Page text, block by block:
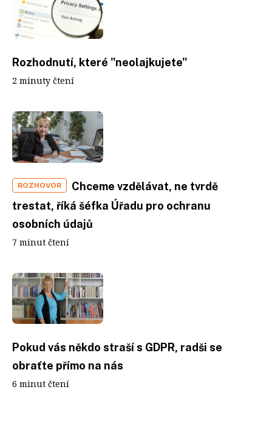
Rozhodnutí, které "neolajkujete"
2 minuty čtení
ROZHOVOR
Chceme vzdělávat, ne tvrdě
trestat, říká šéfka Úřadu pro ochranu
osobních údajů
7 minut čtení
Pokud vás někdo straší s GDPR, radši se
obraťte přímo na nás
6 minut čtení